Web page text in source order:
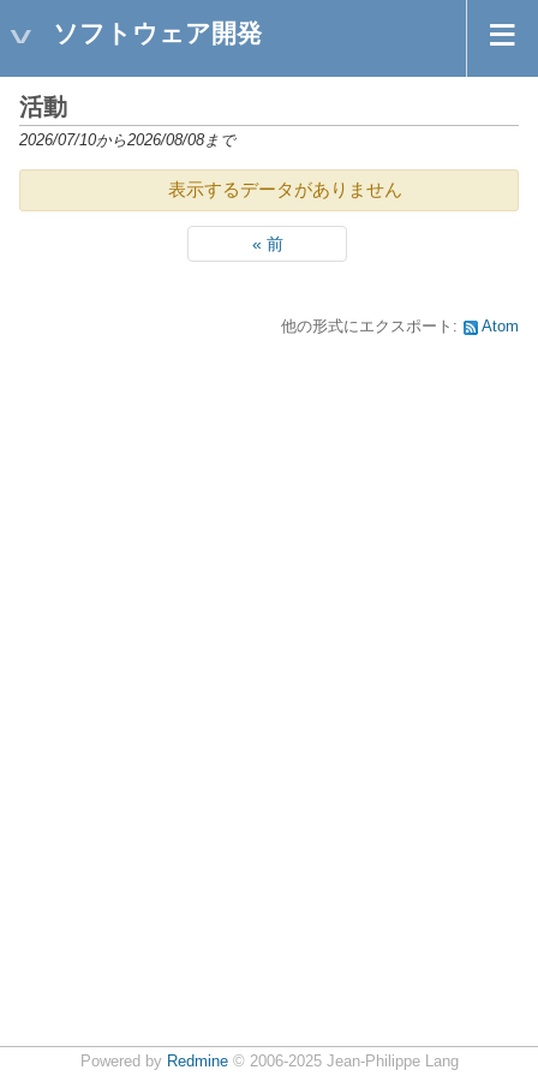
ソフトウェア開発
活動
2026/07/10から2026/08/08まで
表示するデータがありません
« 前
他の形式にエクスポート: Atom
Powered by Redmine© 2006-2025 Jean-Philippe Lang